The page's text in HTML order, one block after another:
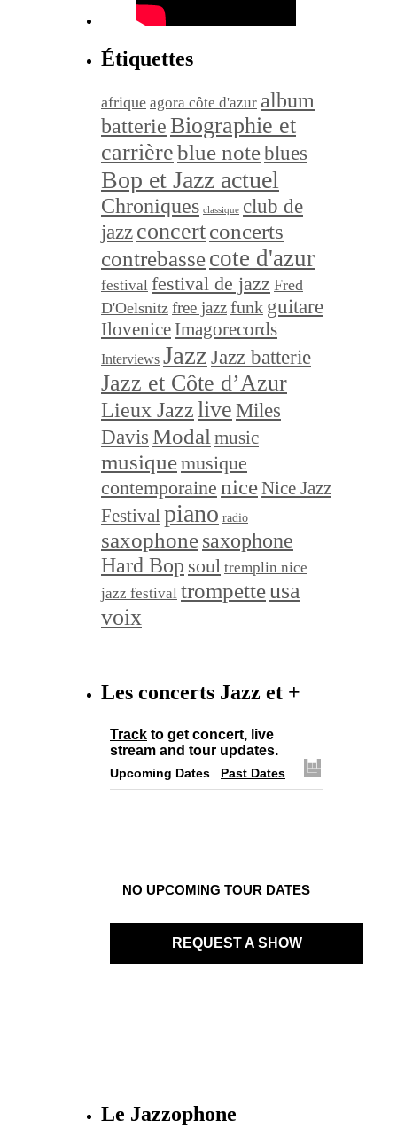
Étiquettes
afrique agora côte d'azur album
batterieBiographie et
carrièreblue noteblues
Bop et Jazz actuel
Chroniques classique club de
jazz concertconcerts
contrebassecote d'azur
festival festival de jazz Fred
D'Oelsnitz free jazzfunk guitare
Ilovenice Imagorecords
Interviews Jazz Jazz batterie
Jazz et Côte d’Azur
Lieux Jazzlive Miles
Davis Modal music
musiquemusique
contemporaine niceNice Jazz
Festivalpiano radio
saxophonesaxophone
Hard Bop soul tremplin nice
jazz festival trompetteusa
voix
Les concerts Jazz et +
Track to get concert, live
stream and tour updates.
Upcoming Dates Past Dates
NO UPCOMING TOUR DATES
REQUEST A SHOW
Le Jazzophone